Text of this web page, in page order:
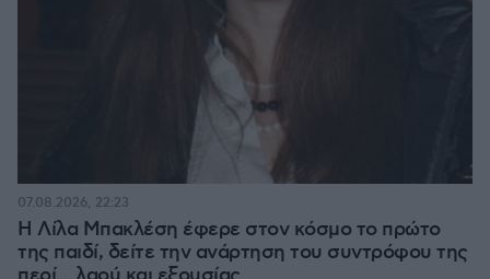
Η Λίλα Μπακλέση έφερε στον κόσμο το πρώτο
της παιδί, δείτε την ανάρτηση του συντρόφου της
07.08.2026, 22:23